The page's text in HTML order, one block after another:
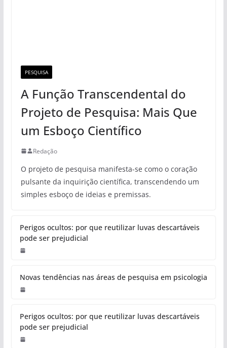
PESQUISA
A Função Transcendental do
Projeto de Pesquisa: Mais Que
um Esboço Científico
Redação
O projeto de pesquisa manifesta-se como o coração
pulsante da inquirição científica, transcendendo um
simples esboço de ideias e premissas.
Perigos ocultos: por que reutilizar luvas descartáveis
pode ser prejudicial
Novas tendências nas áreas de pesquisa em psicologia
Perigos ocultos: por que reutilizar luvas descartáveis
pode ser prejudicial